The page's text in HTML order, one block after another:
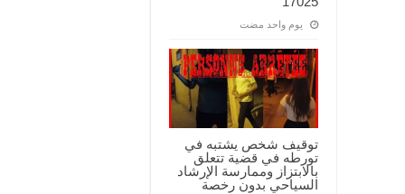
‏يوم واحد مضت
توقيف شخص يشتبه في
تورطه في قضية تتعلق
بالابتزاز وممارسة الإرشاد
السياحي بدون رخصة